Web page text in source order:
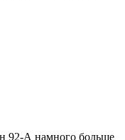
92-А намного больше